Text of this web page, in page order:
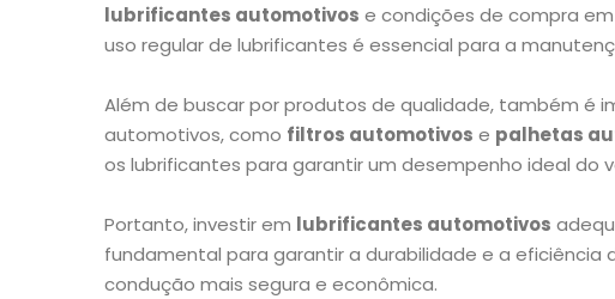
lubrificantes automotivos e condições de compra
uso regular de lubrificantes é essencial para a
Além de buscar por produtos de qualidade, também é
automotivos, como filtros automotivos e palhetas
os lubrificantes para garantir um desempenho ideal do
Portanto, investir em lubrificantes automotivos
fundamental para garantir a durabilidade e a eficiência
condução mais segura e econômica.